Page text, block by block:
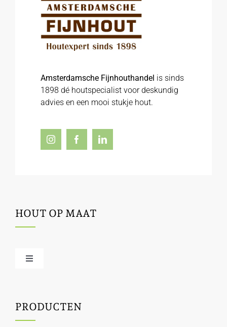
Amsterdamsche Fijnhouthandel is sinds
1898 dé houtspecialist voor deskundig
advies en een mooi stukje hout.
HOUT OP MAAT
Toggle
Houtbewerking
PRODUCTEN